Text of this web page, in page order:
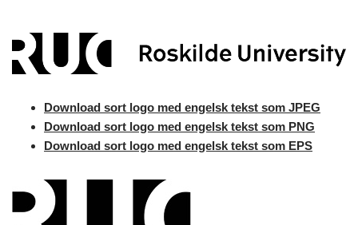
Download sort logo med engelsk tekst som JPEG
Download sort logo med engelsk tekst som PNG
Download sort logo med engelsk tekst som EPS